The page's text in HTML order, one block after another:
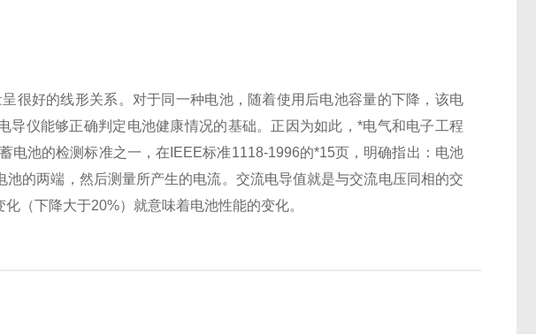
很好的线形关系。对于同一种电池，随着使用后电池容量的下降，该电
导仪能够正确判定电池健康情况的基础。正因为如此，*电气和电子工程
电池的检测标准之一，在IEEE标准1118-1996的*15页，明确指出：电池
的两端，然后测量所产生的电流。交流电导值就是与交流电压同相的交
（下降大于20%）就意味着电池性能的变化。